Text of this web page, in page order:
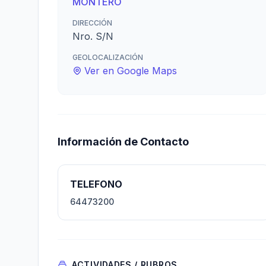
DIRECCIÓN
Nro. S/N
GEOLOCALIZACIÓN
Ver en Google Maps
Información de Contacto
TELEFONO
64473200